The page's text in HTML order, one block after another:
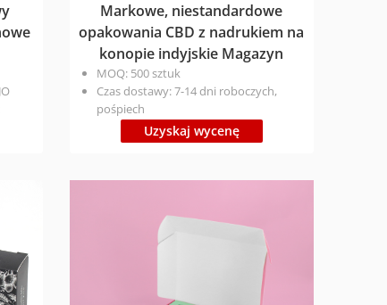
dni;
Markowe, niestandardowe
opakowania CBD z nadrukiem na
konopie indyjskie Magazyn
MOQ: 500 sztuk
Czas dostawy: 7-14 dni roboczych,
pośpiech
Wymiary na zamówienie (średnica x
wysokość)
Przyjazny dla środowiska, nadający się
Cena ： Ostateczna cena zostanie
dostosowana do produktu i
wymaganej ilości
Uzyskaj wycenę